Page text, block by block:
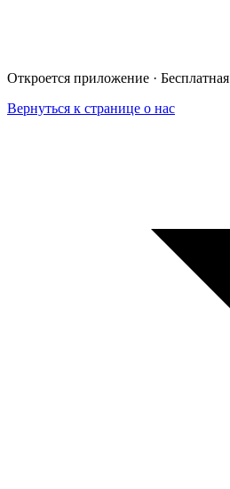
Откроется приложение ·
Вернуться к странице о нас